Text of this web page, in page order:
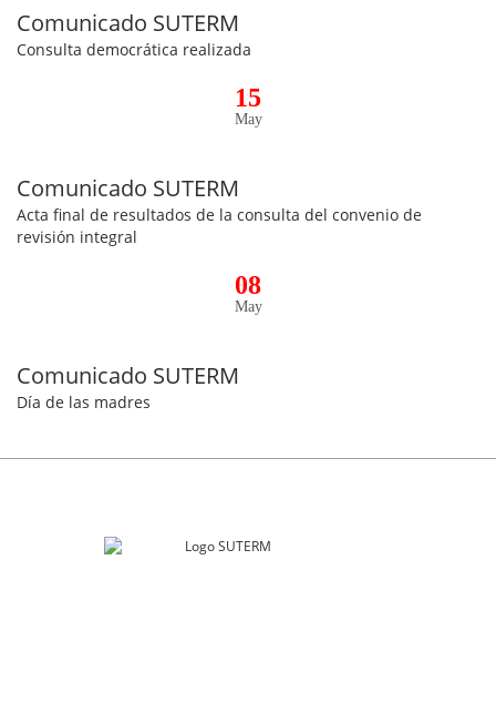
Comunicado SUTERM
Consulta democrática realizada
15
May
Comunicado SUTERM
Acta final de resultados de la consulta del convenio de
revisión integral
08
May
Comunicado SUTERM
Día de las madres